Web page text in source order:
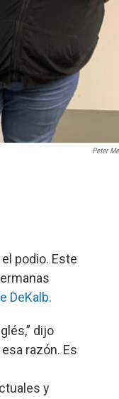
Peter
podio. Este
DeKalb.
dijo
razón. Es
y